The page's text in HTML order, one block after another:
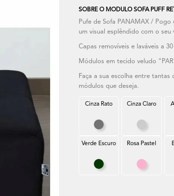
SOBRE O MODULO SOFA PUFF
Pufe de Sofa PANAMAX /
um visual esplêndido com o seu
Capas removíveis e laváveis a 30
Módulos em tecido veludo
Faça a sua escolha entre
módulos que deseja.
Cinza Rato
Cinza Rato
Cinza Claro
Verde Escuro
Verde Escuro
Rosa Pastel
Rosa